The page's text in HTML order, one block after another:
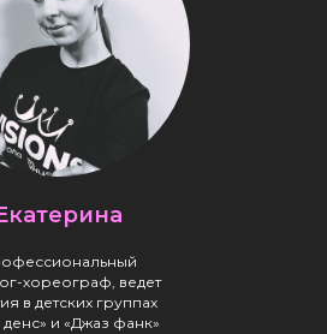
хореограф, ведет
в детских группах
денс» и «Джаз фанк»